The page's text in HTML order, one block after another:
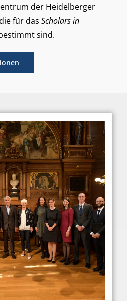
der Heidelberger
für das Scholars in
sind.